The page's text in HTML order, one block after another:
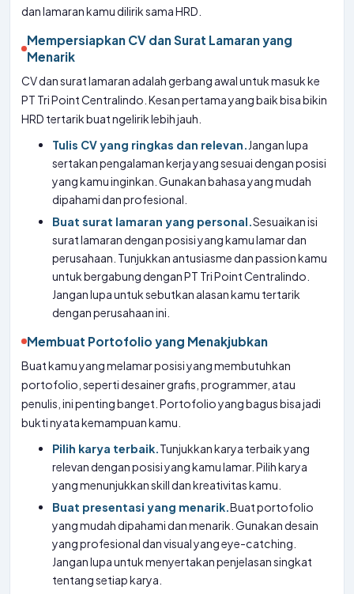
dan lamaran kamu dilirik sama HRD.
Mempersiapkan CV dan Surat Lamaran yang
Menarik
CV dan surat lamaran adalah gerbang awal untuk masuk ke
PT Tri Point Centralindo. Kesan pertama yang baik bisa bikin
HRD tertarik buat ngelirik lebih jauh.
Tulis CV yang ringkas dan relevan.Jangan lupa
sertakan pengalaman kerja yang sesuai dengan posisi
yang kamu inginkan. Gunakan bahasa yang mudah
dipahami dan profesional.
Buat surat lamaran yang personal.Sesuaikan isi
surat lamaran dengan posisi yang kamu lamar dan
perusahaan. Tunjukkan antusiasme dan passion kamu
untuk bergabung dengan PT Tri Point Centralindo.
Jangan lupa untuk sebutkan alasan kamu tertarik
dengan perusahaan ini.
Membuat Portofolio yang Menakjubkan
Buat kamu yang melamar posisi yang membutuhkan
portofolio, seperti desainer grafis, programmer, atau
penulis, ini penting banget. Portofolio yang bagus bisa jadi
bukti nyata kemampuan kamu.
Pilih karya terbaik.Tunjukkan karya terbaik yang
relevan dengan posisi yang kamu lamar. Pilih karya
yang menunjukkan skill dan kreativitas kamu.
Buat presentasi yang menarik.Buat portofolio
yang mudah dipahami dan menarik. Gunakan desain
yang profesional dan visual yang eye-catching.
Jangan lupa untuk menyertakan penjelasan singkat
tentang setiap karya.